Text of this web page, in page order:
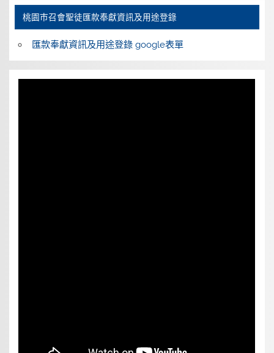
桃園巿召會聖徒匯款奉獻資訊及用途登錄
匯款奉獻資訊及用途登錄 google表單